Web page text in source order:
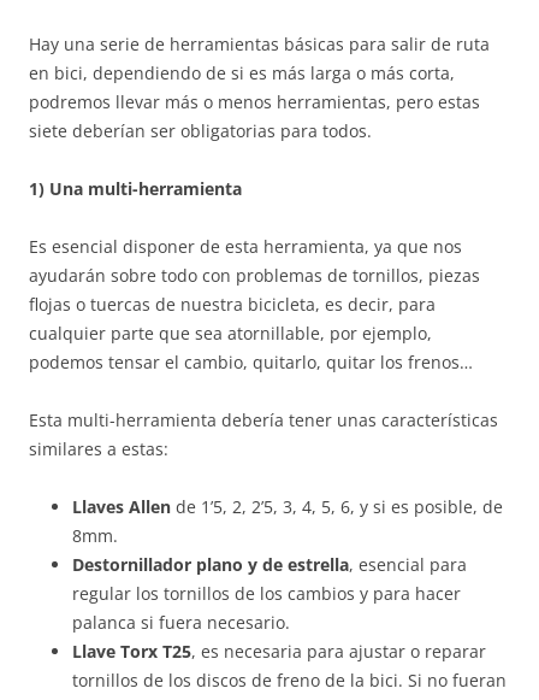
Hay una serie de herramientas básicas para salir de ruta
en bici, dependiendo de si es más larga o más corta,
podremos llevar más o menos herramientas, pero estas
siete deberían ser obligatorias para todos.
1) Una multi-herramienta
Es esencial disponer de esta herramienta, ya que nos
ayudarán sobre todo con problemas de tornillos, piezas
flojas o tuercas de nuestra bicicleta, es decir, para
cualquier parte que sea atornillable, por ejemplo,
podemos tensar el cambio, quitarlo, quitar los frenos…
Esta multi-herramienta debería tener unas características
similares a estas:
Llaves Allen de 1’5, 2, 2’5, 3, 4, 5, 6, y si es posible, de
8mm.
Destornillador plano y de estrella, esencial para
regular los tornillos de los cambios y para hacer
palanca si fuera necesario.
Llave Torx T25, es necesaria para ajustar o reparar
tornillos de los discos de freno de la bici. Si no fueran